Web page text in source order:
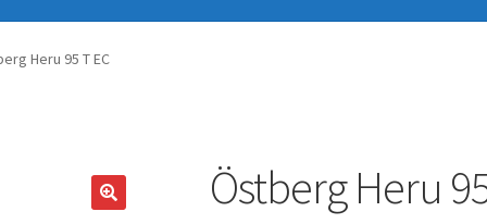
Heru 95 T EC
Östberg Heru